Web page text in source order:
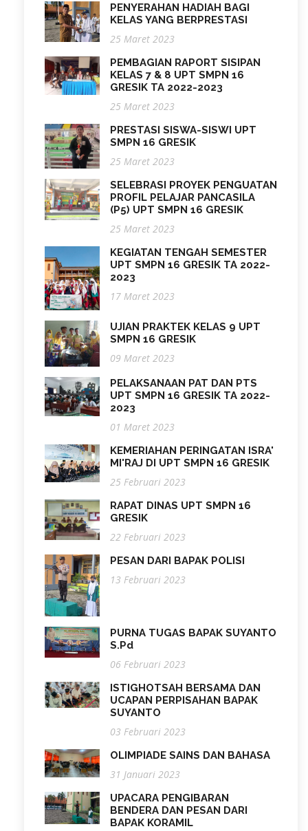
PENYERAHAN HADIAH BAGI
KELAS YANG BERPRESTASI
25 Maret 2023
PEMBAGIAN RAPORT SISIPAN
KELAS 7 & 8 UPT SMPN 16
GRESIK TA 2022-2023
25 Maret 2023
PRESTASI SISWA-SISWI UPT
SMPN 16 GRESIK
25 Maret 2023
SELEBRASI PROYEK PENGUATAN
PROFIL PELAJAR PANCASILA
(P5) UPT SMPN 16 GRESIK
25 Maret 2023
KEGIATAN TENGAH SEMESTER
UPT SMPN 16 GRESIK TA 2022-
2023
17 Maret 2023
UJIAN PRAKTEK KELAS 9 UPT
SMPN 16 GRESIK
09 Maret 2023
PELAKSANAAN PAT DAN PTS
UPT SMPN 16 GRESIK TA 2022-
2023
01 Maret 2023
KEMERIAHAN PERINGATAN ISRA'
MI'RAJ DI UPT SMPN 16 GRESIK
25 Februari 2023
RAPAT DINAS UPT SMPN 16
GRESIK
22 Februari 2023
PESAN DARI BAPAK POLISI
13 Februari 2023
PURNA TUGAS BAPAK SUYANTO
S.Pd
06 Februari 2023
ISTIGHOTSAH BERSAMA DAN
UCAPAN PERPISAHAN BAPAK
SUYANTO
03 Februari 2023
OLIMPIADE SAINS DAN BAHASA
31 Januari 2023
UPACARA PENGIBARAN
BENDERA DAN PESAN DARI
BAPAK KORAMIL